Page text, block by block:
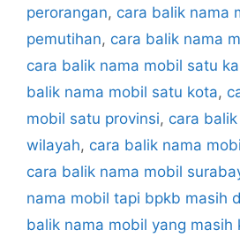
perorangan, cara balik nama
pemutihan, cara balik nama
cara balik nama mobil satu
balik nama mobil satu kota,
mobil satu provinsi, cara
wilayah, cara balik nama
cara balik nama mobil
nama mobil tapi bpkb masih
balik nama mobil yang masih